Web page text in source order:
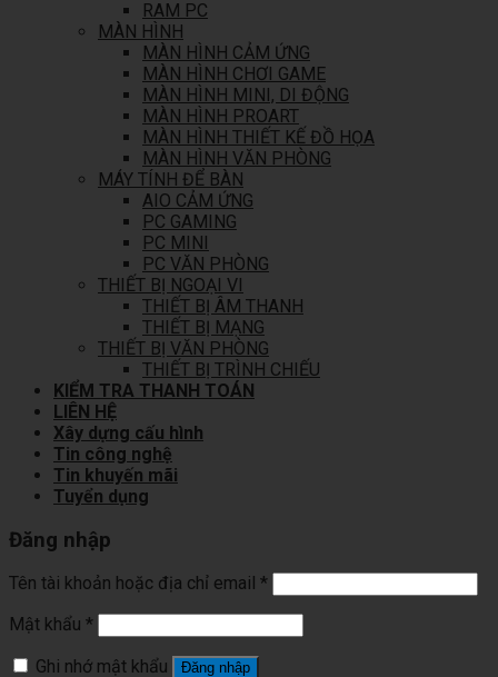
RAM PC
MÀN HÌNH
MÀN HÌNH CẢM ỨNG
MÀN HÌNH CHƠI GAME
MÀN HÌNH MINI, DI ĐỘNG
MÀN HÌNH PROART
MÀN HÌNH THIẾT KẾ ĐỒ HỌA
MÀN HÌNH VĂN PHÒNG
MÁY TÍNH ĐỂ BÀN
AIO CẢM ỨNG
PC GAMING
PC MINI
PC VĂN PHÒNG
THIẾT BỊ NGOẠI VI
THIẾT BỊ ÂM THANH
THIẾT BỊ MẠNG
THIẾT BỊ VĂN PHÒNG
THIẾT BỊ TRÌNH CHIẾU
KIỂM TRA THANH TOÁN
LIÊN HỆ
Xây dựng cấu hình
Tin công nghệ
Tin khuyến mãi
Tuyển dụng
Đăng nhập
Tên tài khoản hoặc địa chỉ email *
Mật khẩu *
Ghi nhớ mật khẩu
Đăng nhập